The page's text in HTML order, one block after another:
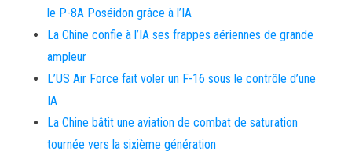
le P-8A Poséidon grâce à l’IA
La Chine confie à l’IA ses frappes aériennes de grande
ampleur
L’US Air Force fait voler un F-16 sous le contrôle d’une
IA
La Chine bâtit une aviation de combat de saturation
tournée vers la sixième génération